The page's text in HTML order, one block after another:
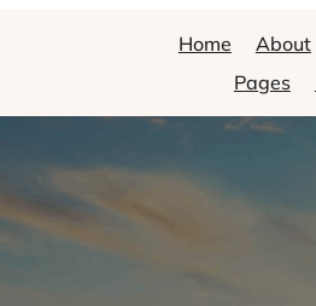
Home About
Pages